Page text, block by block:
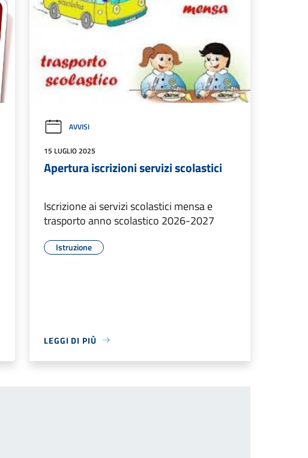
AVVISI
15 LUGLIO 2025
Apertura iscrizioni servizi scolastici
Iscrizione ai servizi scolastici mensa e
trasporto anno scolastico 2026-2027
Istruzione
LEGGI DI PIÙ